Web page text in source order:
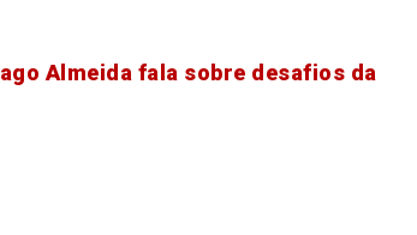
Almeida fala sobre desafios da